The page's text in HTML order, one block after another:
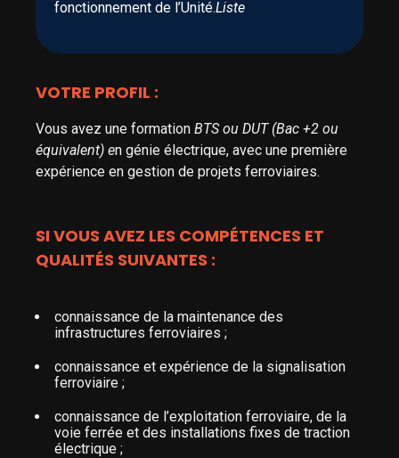
fonctionnement de l’Unité.Liste
VOTRE PROFIL :
Vous avez une formation BTS ou DUT (Bac +2 ou
équivalent) en génie électrique, avec une première
expérience en gestion de projets ferroviaires.
SI VOUS AVEZ LES COMPÉTENCES ET
QUALITÉS SUIVANTES :
connaissance de la maintenance des
infrastructures ferroviaires ;
connaissance et expérience de la signalisation
ferroviaire ;
connaissance de l’exploitation ferroviaire, de la
voie ferrée et des installations fixes de traction
électrique ;